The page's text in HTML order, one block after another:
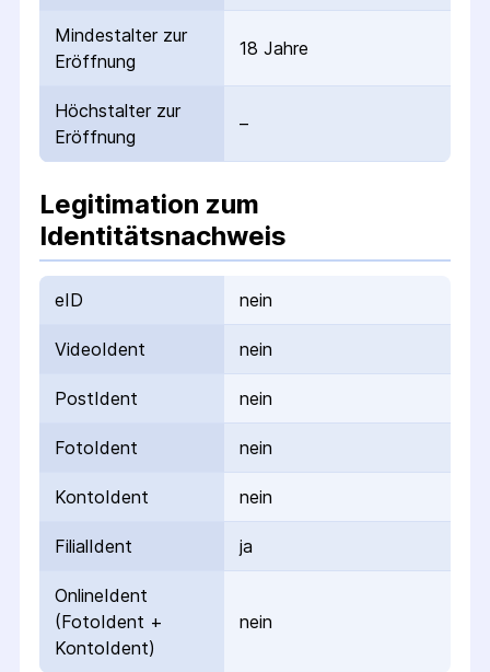
Mindestalter zur
Eröffnung
18 Jahre
Höchstalter zur
Eröffnung
–
Legitimation zum
Identitätsnachweis
eID nein
VideoIdent nein
PostIdent nein
FotoIdent nein
KontoIdent nein
FilialIdent ja
OnlineIdent
(FotoIdent +
KontoIdent)
nein